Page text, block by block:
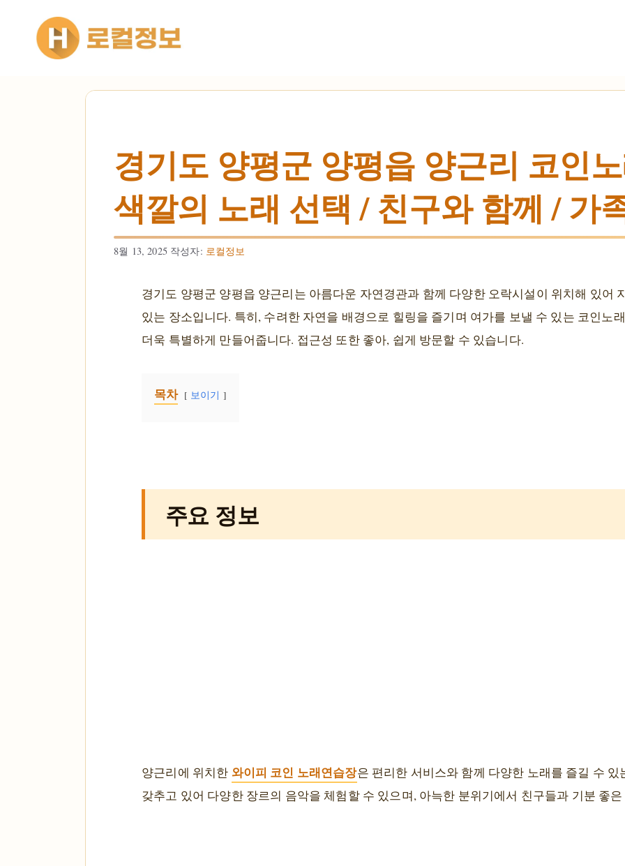
건너뛰기
경기도 양평군 양평읍 양근리 코인
색깔의 노래 선택 / 친구와 함께 / 가
8월 13, 2025 작성자: 로컬정보
경기도 양평군 양평읍 양근리는 아름다운 자연경관과 함께 다양한 오락시설이 위치해 있어
있는 장소입니다. 특히, 수려한 자연을 배경으로 힐링을 즐기며 여가를 보낼 수 있는 코인노
더욱 특별하게 만들어줍니다. 접근성 또한 좋아, 쉽게 방문할 수 있습니다.
목차 보이기
주요 정보
양근리에 위치한 와이피 코인 노래연습장은 편리한 서비스와 함께 다양한 노래를 즐길 수
갖추고 있어 다양한 장르의 음악을 체험할 수 있으며, 아늑한 분위기에서 친구들과 기분 좋